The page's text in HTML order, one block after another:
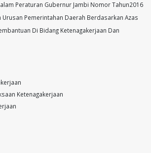
Peraturan Gubernur Jambi Nomor Tahun2016
Urusan Pemerintahan Daerah Berdasarkan Azas
Di Bidang Ketenagakerjaan Dan
Ketenagakerjaan